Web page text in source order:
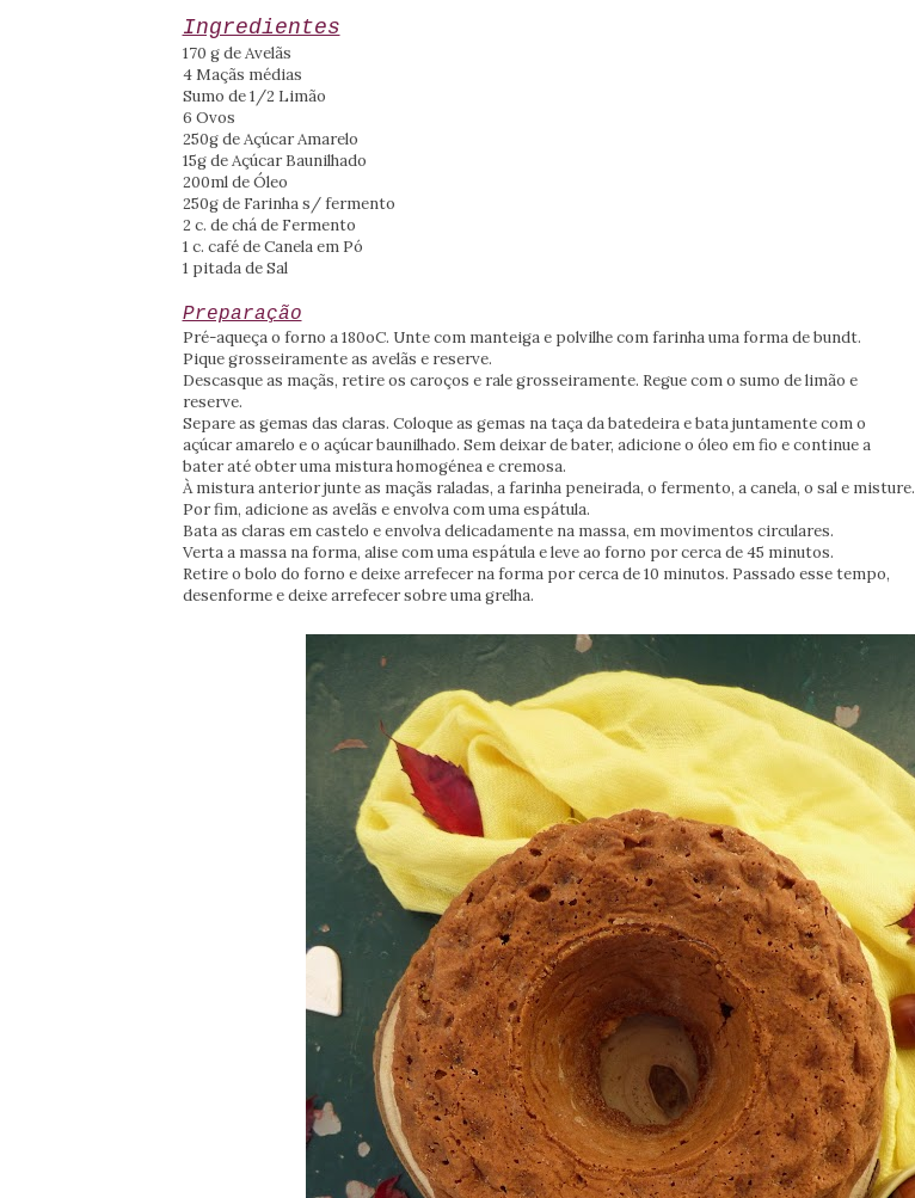
Ingredientes
170 g de Avelãs
4 Maçãs médias
Sumo de 1/2 Limão
6 Ovos
250g de Açúcar Amarelo
15g de Açúcar Baunilhado
200ml de Óleo
250g de Farinha s/ fermento
2 c. de chá de Fermento
1 c. café de Canela em Pó
1 pitada de Sal
Preparação
Pré-aqueça o forno a 180oC. Unte com manteiga e polvilhe com farinha uma forma de bundt.
Pique grosseiramente as avelãs e reserve.
Descasque as maçãs, retire os caroços e rale grosseiramente. Regue com o sumo de limão e
reserve.
Separe as gemas das claras. Coloque as gemas na taça da batedeira e bata juntamente com o
açúcar amarelo e o açúcar baunilhado. Sem deixar de bater, adicione o óleo em fio e continue a
bater até obter uma mistura homogénea e cremosa.
À mistura anterior junte as maçãs raladas, a farinha peneirada, o fermento, a canela, o sal e misture.
Por fim, adicione as avelãs e envolva com uma espátula.
Bata as claras em castelo e envolva delicadamente na massa, em movimentos circulares.
Verta a massa na forma, alise com uma espátula e leve ao forno por cerca de 45 minutos.
Retire o bolo do forno e deixe arrefecer na forma por cerca de 10 minutos. Passado esse tempo,
desenforme e deixe arrefecer sobre uma grelha.